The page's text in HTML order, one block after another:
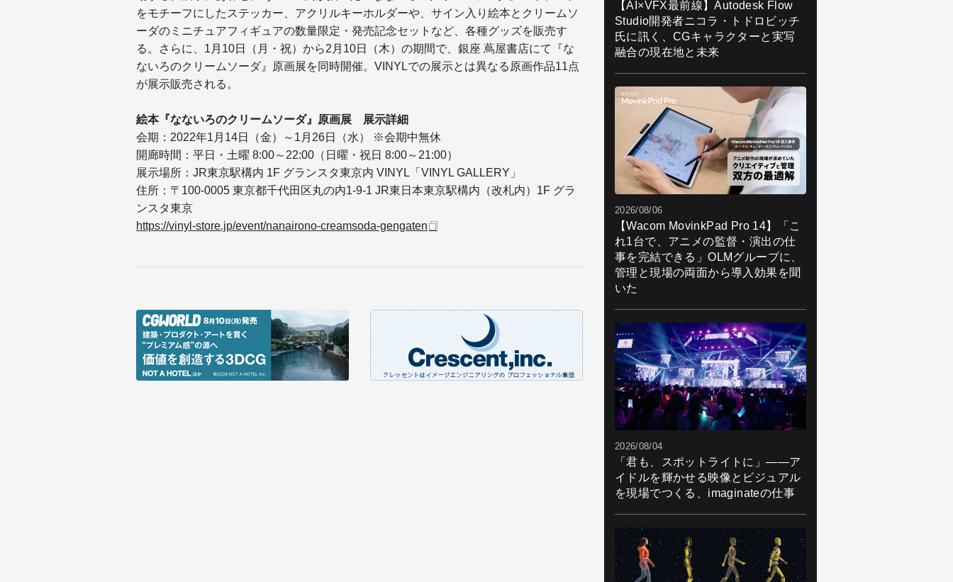
をモチーフにしたステッカー、アクリルキーホルダーや、サイン入り絵本とクリームソ
ーダのミニチュアフィギュアの数量限定・発売記念セットなど、各種グッズを販売す
る。さらに、1月10日（月・祝）から2月10日（木）の期間で、銀座 蔦屋書店にて『な
ないろのクリームソーダ』原画展を同時開催。VINYLでの展示とは異なる原画作品11点
が展示販売される。
絵本『なないろのクリームソーダ』原画展 展示詳細
会期：2022年1月14日（金）～1月26日（水） ※会期中無休
開廊時間：平日・土曜 8:00～22:00（日曜・祝日 8:00～21:00）
展示場所：JR東京駅構内 1F グランスタ東京内 VINYL「VINYL GALLERY」
住所：〒100-0005 東京都千代田区丸の内1-9-1 JR東日本東京駅構内（改札内）1F グラ
ンスタ東京
https://vinyl-store.jp/event/nanairono-creamsoda-gengaten
【AI×VFX最前線】Autodesk Flow
Studio開発者ニコラ・トドロビッチ
氏に訊く、CGキャラクターと実写
融合の現在地と未来
2026/08/06
【Wacom MovinkPad Pro 14】「こ
れ1台で、アニメの監督・演出の仕
事を完結できる」OLMグループに、
管理と現場の両面から導入効果を聞
いた
2026/08/04
「君も、スポットライトに」――ア
イドルを輝かせる映像とビジュアル
を現場でつくる、imaginateの仕事